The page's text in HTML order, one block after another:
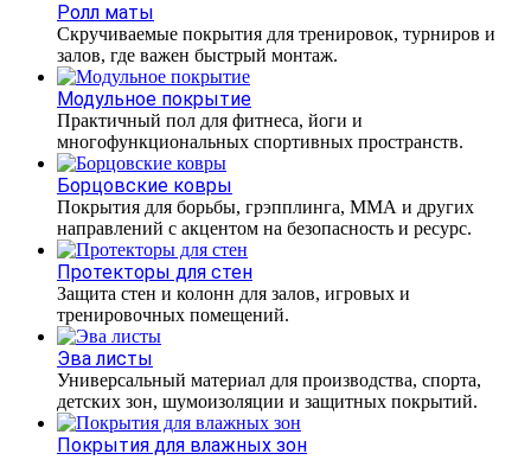
Ролл маты
Скручиваемые покрытия для тренировок, турниров и
залов, где важен быстрый монтаж.
Модульное покрытие
Практичный пол для фитнеса, йоги и
многофункциональных спортивных пространств.
Борцовские ковры
Покрытия для борьбы, грэпплинга, ММА и других
направлений с акцентом на безопасность и ресурс.
Протекторы для стен
Защита стен и колонн для залов, игровых и
тренировочных помещений.
Эва листы
Универсальный материал для производства, спорта,
детских зон, шумоизоляции и защитных покрытий.
Покрытия для влажных зон